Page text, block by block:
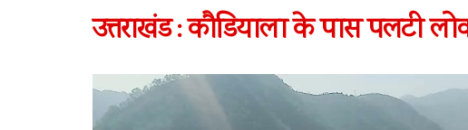
उत्तराखंड : कौडियाला के पास पलटी